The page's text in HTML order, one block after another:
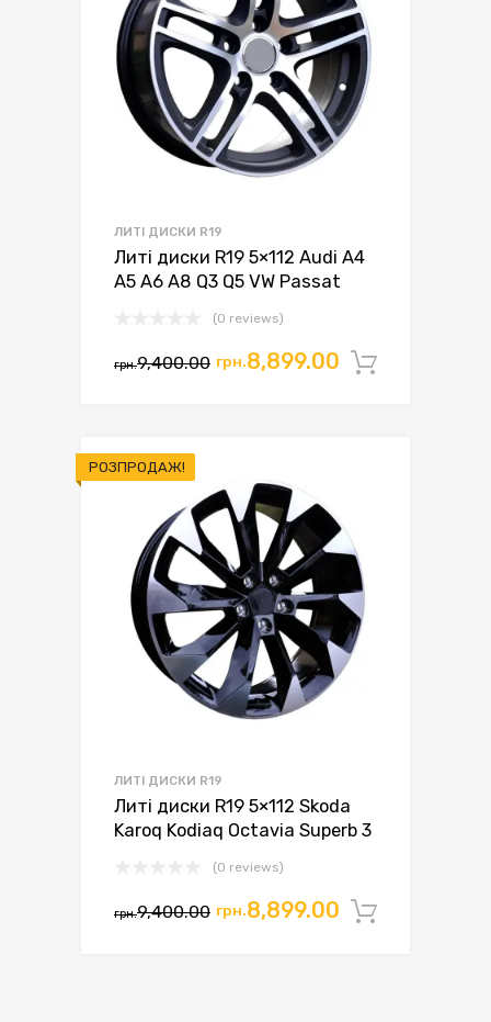
ЛИТІ ДИСКИ R19
Литі диски R19 5×112 Audi A4
A5 A6 A8 Q3 Q5 VW Passat
(0 reviews)
грн.9,400.00 Оригінальна
грн.8,899.00 Поточна
РОЗПРОДАЖ!
ЛИТІ ДИСКИ R19
Литі диски R19 5×112 Skoda
Karoq Kodiaq Octavia Superb 3
(0 reviews)
грн.9,400.00 Оригінальна
грн.8,899.00 Поточна